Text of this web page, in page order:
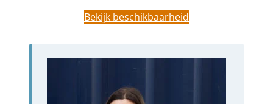
Bekijk beschikbaarheid